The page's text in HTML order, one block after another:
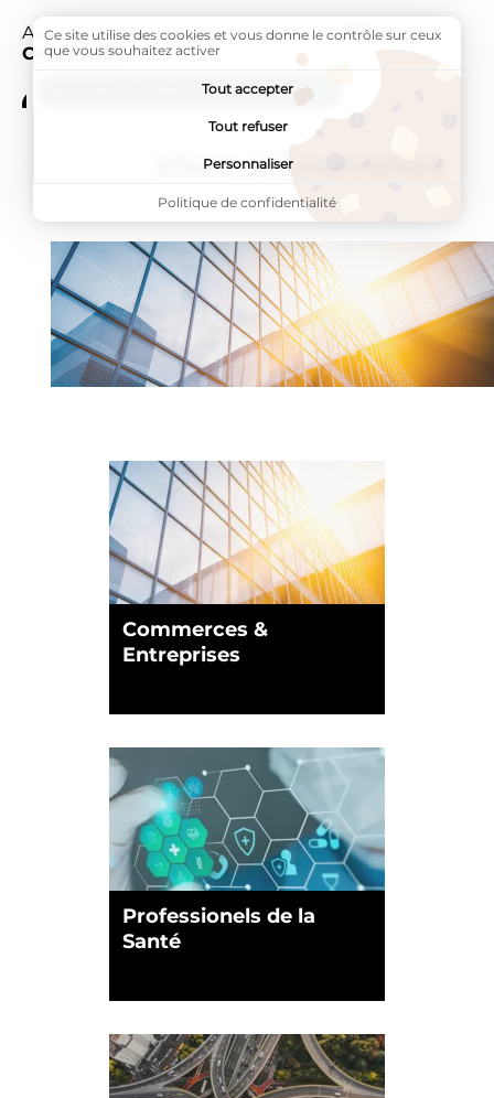
Accueil Ma ville au quotidien Page active :
Vivre à
Courcelles
ADDTOANY (SHARE) EST DÉSACTIVÉ.
Vivre à Courcelles
Commerces &
Entreprises
Professionels de la
Santé
Ce site utilise des cookies et vous donne le contrôle sur ceux
que vous souhaitez activer
Tout accepter
Tout refuser
Personnaliser
Politique de confidentialité